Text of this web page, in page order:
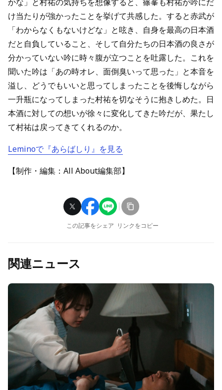
け当たりが強かったことを挙げて共感した。すると赤武が
「わからなくもないけどな」と呟き、自身を最高の日本酒
だと自負していること、そして自分たちの日本酒の良さが
分かっていない吟に時々腹が立つことを吐露した。これを
聞いた吟は「あの時オレ、面倒臭いって思った」と本音を
溢し、どうでもいいと思ってしまったことを後悔しながら
一升瓶になってしまった村祐を切なそうに抱きしめた。日
本酒に対しての想いが徐々に変化してきた吟だが、果たし
て村祐は戻ってきてくれるのか。
Leminoで『あらばしり』を見る
【制作・編集：All About編集部】
この記事をシェア リンクをコピー
関連ニュース